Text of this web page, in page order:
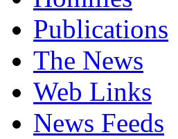
Publications
The News
Web Links
News Feeds